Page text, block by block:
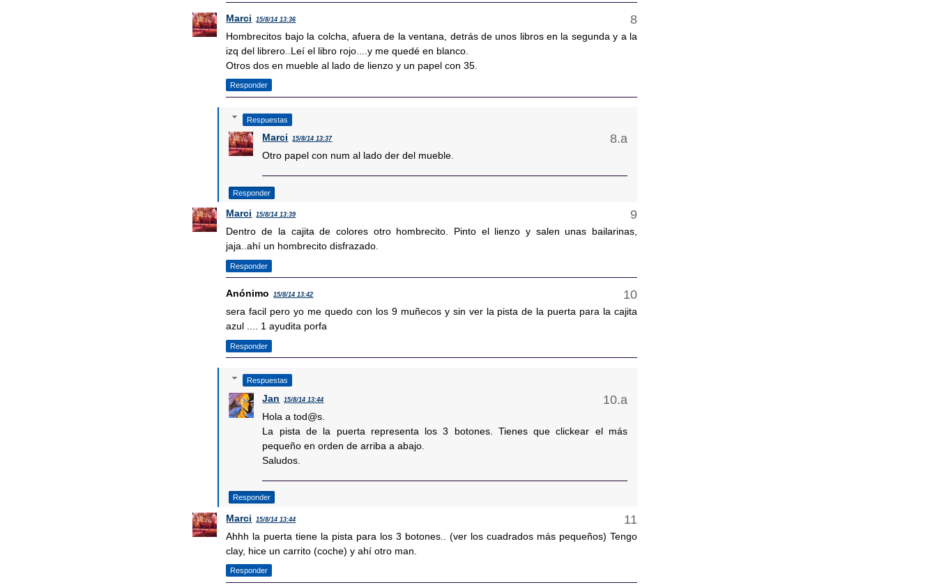
Marci 15/8/14 13:36
Hombrecitos bajo la colcha, afuera de la ventana, detrás de unos libros en la segunda y a la
izq del librero..Leí el libro rojo....y me quedé en blanco.
Otros dos en mueble al lado de lienzo y un papel con 35.
Responder
Respuestas
Marci 15/8/14 13:37
Otro papel con num al lado der del mueble.
Responder
Marci 15/8/14 13:39
Dentro de la cajita de colores otro hombrecito. Pinto el lienzo y salen unas bailarinas,
jaja..ahí un hombrecito disfrazado.
Responder
Anónimo 15/8/14 13:42
sera facil pero yo me quedo con los 9 muñecos y sin ver la pista de la puerta para la cajita
azul .... 1 ayudita porfa
Responder
Respuestas
Jan 15/8/14 13:44
Hola a tod@s.
La pista de la puerta representa los 3 botones. Tienes que clickear el más
pequeño en orden de arriba a abajo.
Saludos.
Responder
Marci 15/8/14 13:44
Ahhh la puerta tiene la pista para los 3 botones.. (ver los cuadrados más pequeños) Tengo
clay, hice un carrito (coche) y ahí otro man.
Responder